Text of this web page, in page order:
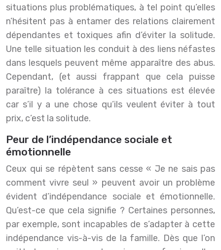
situations plus problématiques, à tel point qu’elles
n’hésitent pas à entamer des relations clairement
dépendantes et toxiques afin d’éviter la solitude.
Une telle situation les conduit à des liens néfastes
dans lesquels peuvent même apparaître des abus.
Cependant, (et aussi frappant que cela puisse
paraître) la tolérance à ces situations est élevée
car s’il y a une chose qu’ils veulent éviter à tout
prix, c’est la solitude.
Peur de l’indépendance sociale et
émotionnelle
Ceux qui se répètent sans cesse « Je ne sais pas
comment vivre seul » peuvent avoir un problème
évident d’indépendance sociale et émotionnelle.
Qu’est-ce que cela signifie ? Certaines personnes,
par exemple, sont incapables de s’adapter à cette
indépendance vis-à-vis de la famille. Dès que l’on